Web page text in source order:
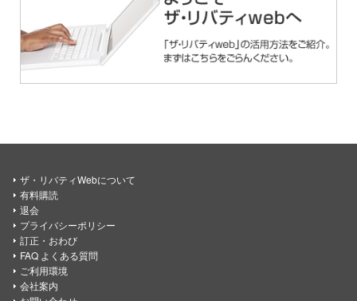
ザ・リバティWebについて
有料購読
退会
プライバシーポリシー
訂正・おわび
FAQ よくある質問
ご利用環境
会社案内